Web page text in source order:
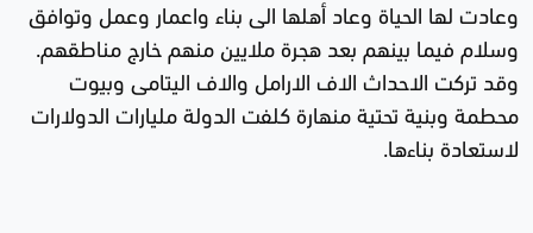
وعادت لها الحياة وعاد أهلها الى بناء واعمار وعمل وتوافق
وسلام فيما بينهم بعد هجرة ملايين منهم خارج مناطقهم.
وقد تركت الاحداث الاف الارامل والاف اليتامى وبيوت
محطمة وبنية تحتية منهارة كلفت الدولة مليارات الدولارات
لاستعادة بناءها.